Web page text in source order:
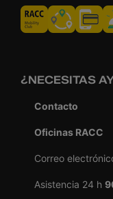
¿NECESITAS
Contacto
Oficinas RACC
Correo
Asistencia 24 h